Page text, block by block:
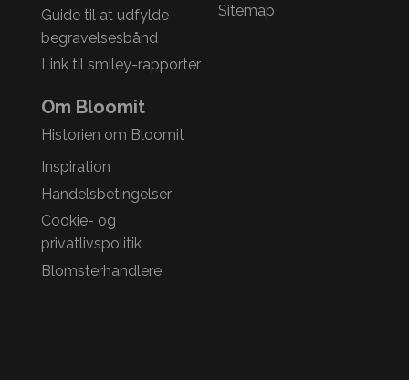
Guide til at udfylde
begravelsesbånd
Link til smiley-rapporter
Sitemap
Om Bloomit
Historien om Bloomit
Inspiration
Handelsbetingelser
Cookie- og
privatlivspolitik
Blomsterhandlere